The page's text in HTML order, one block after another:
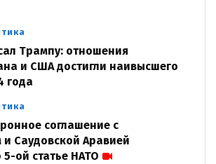
Трампу: отношения
и США достигли наивысшего
года
соглашение с
и Саудовской Аравией
ой статье НАТО